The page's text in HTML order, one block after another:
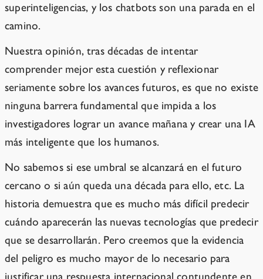
superinteligencias, y los chatbots son una parada en el
camino.
Nuestra opinión, tras décadas de intentar
comprender mejor esta cuestión y reflexionar
seriamente sobre los avances futuros, es que no existe
ninguna barrera fundamental que impida a los
investigadores lograr un avance mañana y crear una IA
más inteligente que los humanos.
No sabemos si ese umbral se alcanzará en el futuro
cercano o si aún queda una década para ello, etc. La
historia demuestra que es mucho más difícil predecir
cuándo aparecerán las nuevas tecnologías que predecir
que se desarrollarán. Pero creemos que la evidencia
del peligro es mucho mayor de lo necesario para